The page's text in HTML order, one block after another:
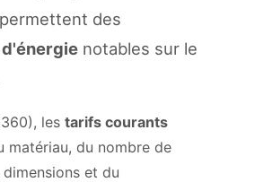
des
notables sur le
les tarifs courants
matériau, du nombre de
et du